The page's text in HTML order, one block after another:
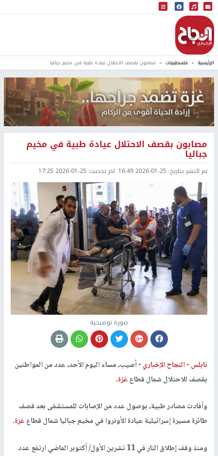
البث المباشر
إذاعة النجاح
الرئيسية فلسطينيات مصابون بقصف الاحتلال عيادة طبية في مخيم جباليا
مصابون بقصف الاحتلال عيادة طبية في مخيم
جباليا
تم النشر بتاريخ: 2026-01-25 16:49 اخر تحديث: 2026-01-25 17:25
صورة توضيحية
نابلس -النجاح الإخباري -أصيب، مساء اليوم الأحد، عدد من المواطنين
بقصف للاحتلال شمال قطاعغزة.
وأفادت مصادر طبية، بوصول عدد من الإصابات للمستشفى بعد قصف
طائرة مسيرة إسرائيلية عيادة الأونروا في مخيم جباليا شمال قطاعغزة.
ومنذ وقف إطلاق النار في 11 تشرين الأول/ أكتوبر الماضي ارتفع عدد